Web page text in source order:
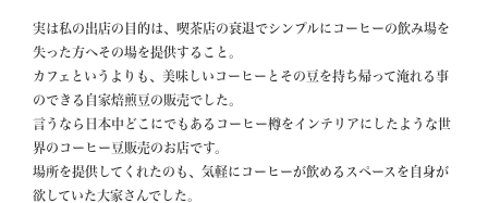
実は私の出店の目的は、喫茶店の衰退でシンプルにコーヒーの飲み場を
失った方へその場を提供すること。
カフェというよりも、美味しいコーヒーとその豆を持ち帰って淹れる事
のできる自家焙煎豆の販売でした。
言うなら日本中どこにでもあるコーヒー樽をインテリアにしたような世
界のコーヒー豆販売のお店です。
場所を提供してくれたのも、気軽にコーヒーが飲めるスペースを自身が
欲していた大家さんでした。